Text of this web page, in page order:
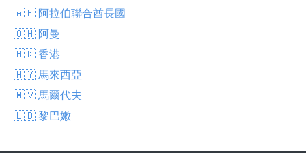
🇦🇪 阿拉伯聯合酋長國
🇴🇲 阿曼
🇭🇰 香港
🇲🇾 馬來西亞
🇲🇻 馬爾代夫
🇱🇧 黎巴嫩